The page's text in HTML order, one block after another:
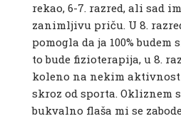
rekao, 6-7. razred, ali sad
zanimljivu priču. U 8.
pomogla da ja 100%
to bude fizioterapija, u 8.
koleno na nekim
skroz od sporta. Okliznem
bukvalno flaša mi se